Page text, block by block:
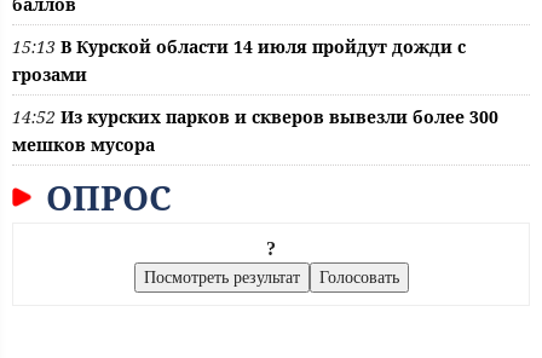
15:13 В Курской области 14 июля пройдут дожди с
грозами
14:52 Из курских парков и скверов вывезли более 300
мешков мусора
ОПРОС
?